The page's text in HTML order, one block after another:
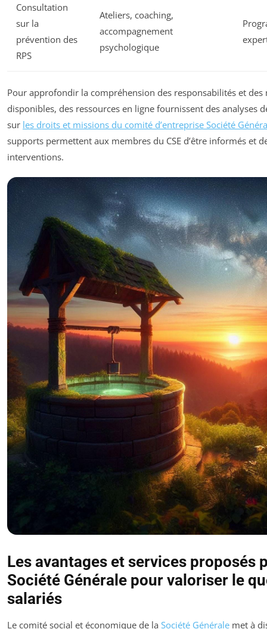
Consultation
sur la
prévention des
RPS
Ateliers, coaching,
accompagnement
psychologique
Pour approfondir la compréhension des responsabilités et des
disponibles, des ressources en ligne fournissent des analyses
sur les droits et missions du comité d’entreprise Société
supports permettent aux membres du CSE d’être informés et
interventions.
Les avantages et services proposés
Société Générale pour valoriser le
salariés
Le comité social et économique de la Société Générale met à